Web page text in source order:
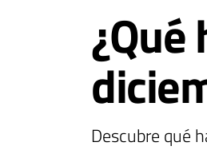
Descubre qué